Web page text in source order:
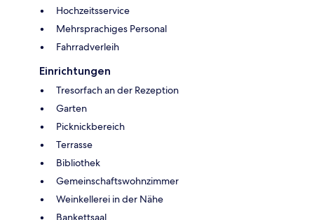
Hochzeitsservice
Mehrsprachiges Personal
Fahrradverleih
Einrichtungen
Tresorfach an der Rezeption
Garten
Picknickbereich
Terrasse
Bibliothek
Gemeinschaftswohnzimmer
Weinkellerei in der Nähe
Bankettsaal